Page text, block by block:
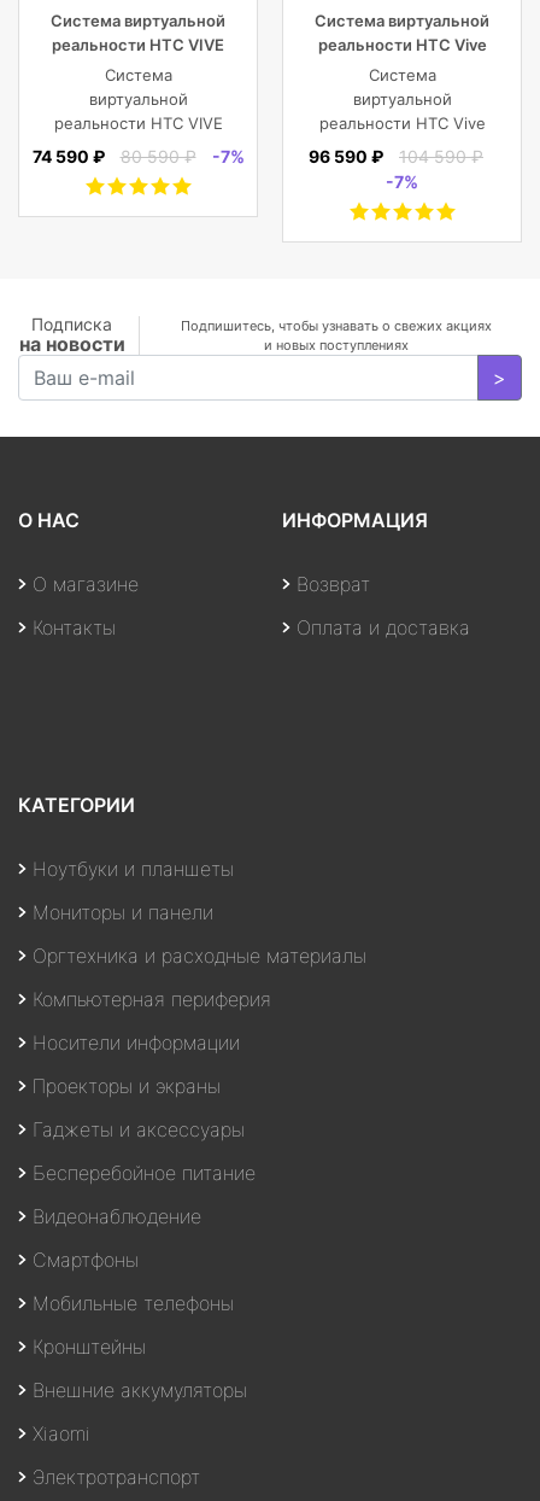
Система виртуальной
реальности HTC VIVE
Cosmos
Система
виртуальной
реальности HTC VIVE
Cosmos
74 590 ₽ 80 590 ₽ -7%
Система виртуальной
реальности HTC Vive
Cosmos Elite
Система
виртуальной
реальности HTC Vive
Cosmos Elite
96 590 ₽
104 590 ₽
-7%
Подписка
на новости
Подпишитесь, чтобы узнавать о свежих акциях
и новых поступлениях
>
О НАС
О магазине
Контакты
ИНФОРМАЦИЯ
Возврат
Оплата и доставка
КАТЕГОРИИ
Ноутбуки и планшеты
Мониторы и панели
Оргтехника и расходные материалы
Компьютерная периферия
Носители информации
Проекторы и экраны
Гаджеты и аксессуары
Бесперебойное питание
Видеонаблюдение
Смартфоны
Мобильные телефоны
Кронштейны
Внешние аккумуляторы
Xiaomi
Электротранспорт